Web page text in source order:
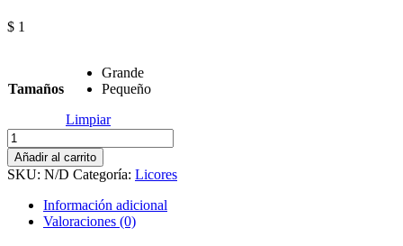
$ 1
Tamaños
Grande
Pequeño
Limpiar
Jarra
de
refajo.
cantidad
Añadir al carrito
SKU: N/D Categoría: Licores
Información adicional
Valoraciones (0)